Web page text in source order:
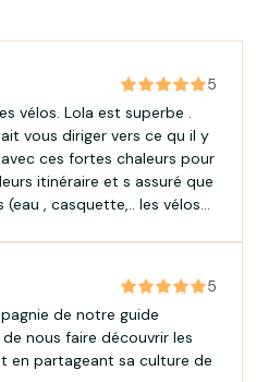
5
vélos. Lola est superbe .
vous diriger vers ce qu il y
ces fortes chaleurs pour
itinéraire et s assuré que
, casquette,.. les vélos
se contente pas
mais qui s intéresse à
sont
5
de notre guide
nous faire découvrir les
en partageant sa culture de